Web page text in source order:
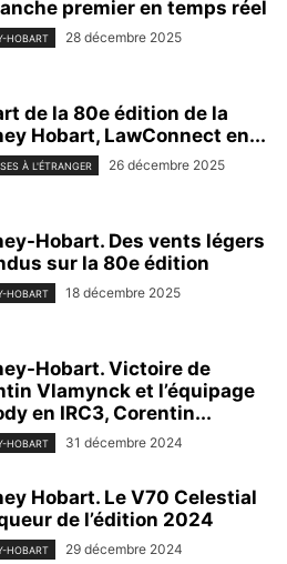
premier en temps réel
HOBART 28 décembre 2025
de la 80e édition de la
Hobart, LawConnect en...
À L'ÉTRANGER 26 décembre 2025
Hobart. Des vents légers
sur la 80e édition
HOBART 18 décembre 2025
Hobart. Victoire de
Vlamynck et l’équipage
en IRC3, Corentin...
HOBART 31 décembre 2024
Hobart. Le V70 Celestial
de l’édition 2024
HOBART 29 décembre 2024